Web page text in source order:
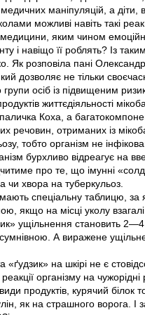
медичних маніпуляцій, а
можливі навіть такі
яким чином
і навіщо її роблять? Із
Як розповіла пані
дозволяє не тільки
осіб із підвищеним
життєдіяльності
Коха, а
речовин, отриманих із
тобто організм не
бурхливо відреагує на
про те, що імунні
чи хвора на туберкульоз.
спеціальну таблицю,
якщо на місці уколу
ущільнення становить
А виражене
«ґудзик» на шкірі не є
реакції організму на
продуктів, курячий
як на страшного ворога.